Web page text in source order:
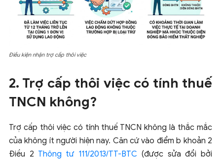
Điều kiện nhận trợ cấp thôi việc
2. Trợ cấp thôi việc có tính thuế
TNCN không?
Trợ cấp thôi việc có tính thuế TNCN không là thắc mắc
của không ít người hiện nay. Căn cứ vào điểm b khoản 2
Điều 2 Thông tư 111/2013/TT-BTC (được sửa đổi bởi